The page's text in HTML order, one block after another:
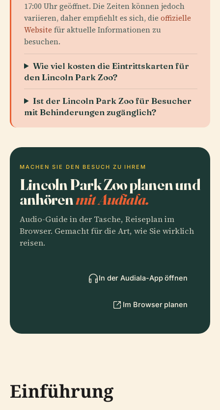
17:00 Uhr geöffnet. Die Zeiten können jedoch
variieren, daher empfiehlt es sich, die offizielle
Website für aktuelle Informationen zu
besuchen.
Wie viel kosten die Eintrittskarten für
den Lincoln Park Zoo?
Ist der Lincoln Park Zoo für Besucher
mit Behinderungen zugänglich?
MACHEN SIE DEN BESUCH ZU IHREM
Lincoln Park Zoo planen und
anhörenmit Audiala.
Audio-Guide in der Tasche, Reiseplan im
Browser. Gemacht für die Art, wie Sie wirklich
reisen.
In der Audiala-App öffnen
Im Browser planen
Einführung